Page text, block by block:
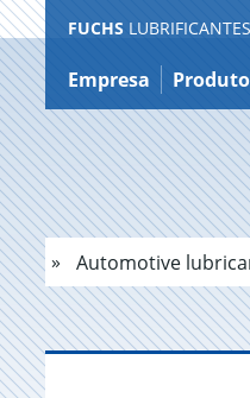
Ir
para
o
conteúdo
FUCHS
Empresa
Automotive